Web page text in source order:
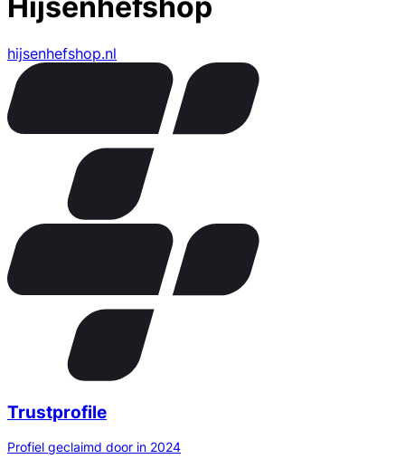
Hijsenhefshop
hijsenhefshop.nl
Trustprofile
Profiel geclaimd door in 2024